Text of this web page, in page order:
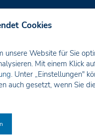
Cookies
unsere Website für Sie
Mit einem Klick
. Unter „Einstellungen"
auch gesetzt, wenn Sie